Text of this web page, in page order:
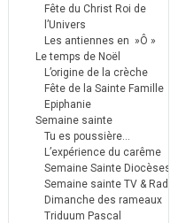
Fête du Christ Roi de
l’Univers
Les antiennes en »Ô »
Le temps de Noël
L’origine de la crèche
Fête de la Sainte Famille
Epiphanie
Semaine sainte
Tu es poussière…
L’expérience du carême
Semaine Sainte Diocèses
Semaine sainte TV & Radio
Dimanche des rameaux
Triduum Pascal